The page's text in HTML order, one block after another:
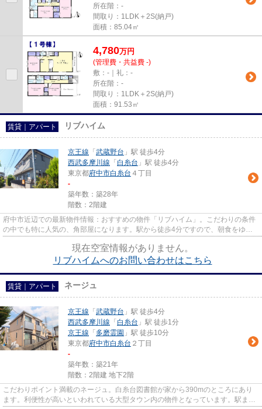
所在階：-
間取り：1LDK＋2S(納戸)
面積：85.04㎡
4,780万円
(管理費・共益費 -)
敷：-｜礼：-
所在階：-
間取り：1LDK＋2S(納戸)
面積：91.53㎡
賃貸｜アパート リブハイム
京王線 「 武蔵野台 」駅 徒歩4分
西武多摩川線 「 白糸台 」駅 徒歩4分
東京都府中市白糸台 ４丁目
-
築年数：築28年
階数：2階建
府中市近辺での最新物件情報：おすすめの物件「リブハイム」。こだわりの条件
の中でも特に人気の、角部屋になります。駅から徒歩4分ですので、朝食をゆっ
現在空室情報がありません。
リブハイムへのお問い合わせはこちら
賃貸｜アパート ネージュ
京王線 「 武蔵野台 」駅 徒歩4分
西武多摩川線 「 白糸台 」駅 徒歩1分
京王線 「 多磨霊園 」駅 徒歩10分
東京都府中市白糸台 ２丁目
-
築年数：築21年
階数：2階建 地下2階
こだわりポイント満載のネージュ。白糸台図書館が家から390mのところにあり
ます。利便性が高いといわれている大型タウン内の物件となっています。駅まで